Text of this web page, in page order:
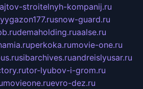
stroitelnyh-kompanij.ru
snow-guard.ru
demaholding.ruaalse.ru
perkoka.rumovie-one.ru
sibarchives.ruandreislyusar.ru
tor-lyubov-i-grom.ru
movieone.ruevro-dez.ru